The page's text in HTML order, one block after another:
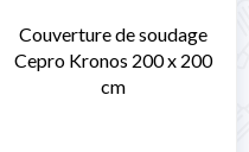
Couverture de soudage
Cepro Kronos 200 x 200
cm